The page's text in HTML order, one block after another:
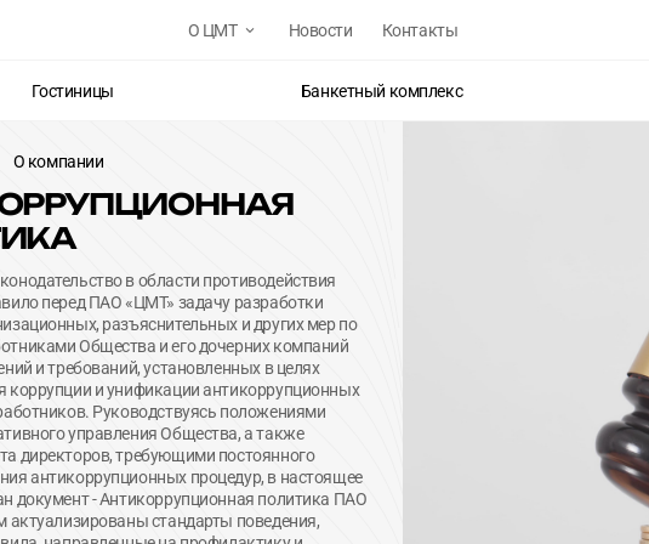
О ЦМТ Новости Контакты
Гостиницы Банкетный комплекс
Фитнес-центр
Размещение рекламы
Парковка
Локации для съёмок
Подготовка документов
Хранение шин и шиномонтаж
О компании
История
Акционерам
Карьера
Социальная ответственность
Противодействие коррупции
О компании
в области противодействия
перед ПАО «ЦМТ» задачу разработки
разъяснительных и других мер по
Общества и его дочерних компаний
и требований, установленных в целях
коррупции и унификации антикоррупционных
Руководствуясь положениями
управления Общества, а также
директоров, требующими постоянного
антикоррупционных процедур, в настоящее
документ - Антикоррупционная политика ПАО
актуализированы стандарты поведения,
НЕТ
НЕТ